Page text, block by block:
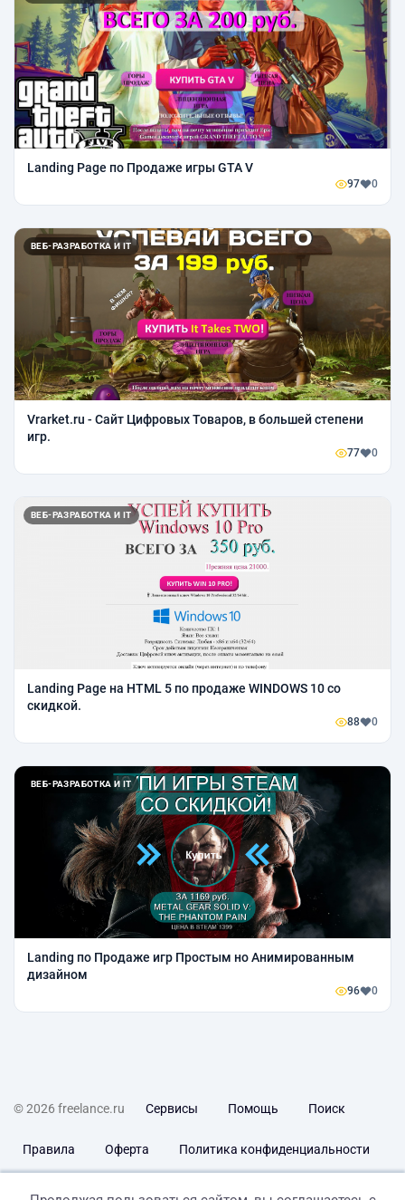
Landing Page по Продаже игры GTA V
97 0
ВЕБ-РАЗРАБОТКА И IT
Vrarket.ru - Сайт Цифровых Товаров, в большей степени
игр.
77 0
ВЕБ-РАЗРАБОТКА И IT
Landing Page на HTML 5 по продаже WINDOWS 10 со
скидкой.
88 0
ВЕБ-РАЗРАБОТКА И IT
Landing по Продаже игр Простым но Анимированным
дизайном
96 0
© 2026 freelance.ru Сервисы Помощь Поиск
Правила Оферта Политика конфиденциальности